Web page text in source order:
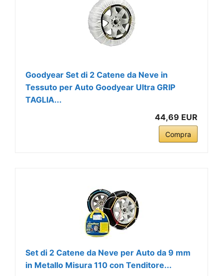
Goodyear Set di 2 Catene da Neve in
Tessuto per Auto Goodyear Ultra GRIP
TAGLIA...
44,69 EUR
Compra
Set di 2 Catene da Neve per Auto da 9 mm
in Metallo Misura 110 con Tenditore...